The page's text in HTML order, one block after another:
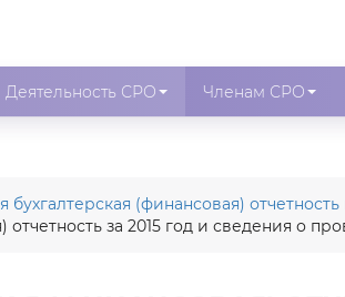
Деятельность СРО Членам СРО
бухгалтерская (финансовая)
отчетность за 2015 год и сведения о